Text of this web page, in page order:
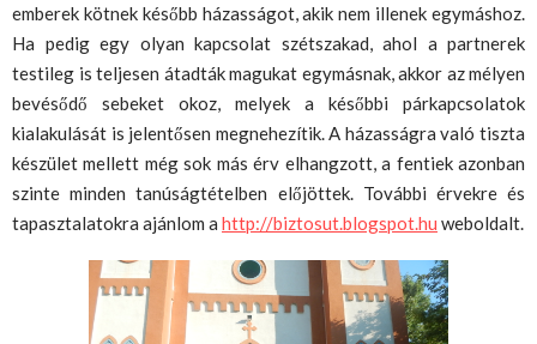
emberek kötnek később házasságot, akik nem illenek egymáshoz.
Ha pedig egy olyan kapcsolat szétszakad, ahol a partnerek
testileg is teljesen átadták magukat egymásnak, akkor az mélyen
bevésődő sebeket okoz, melyek a későbbi párkapcsolatok
kialakulását is jelentősen megnehezítik. A házasságra való tiszta
készület mellett még sok más érv elhangzott, a fentiek azonban
szinte minden tanúságtételben előjöttek. További érvekre és
tapasztalatokra ajánlom a http://biztosut.blogspot.hu weboldalt.